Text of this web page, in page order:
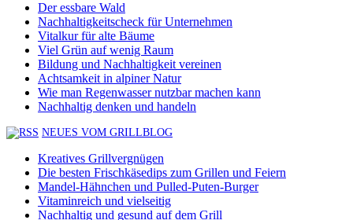
Der essbare Wald
Nachhaltigkeitscheck für Unternehmen
Vitalkur für alte Bäume
Viel Grün auf wenig Raum
Bildung und Nachhaltigkeit vereinen
Achtsamkeit in alpiner Natur
Wie man Regenwasser nutzbar machen kann
Nachhaltig denken und handeln
NEUES VOM GRILLBLOG
Kreatives Grillvergnügen
Die besten Frischkäsedips zum Grillen und Feiern
Mandel-Hähnchen und Pulled-Puten-Burger
Vitaminreich und vielseitig
Nachhaltig und gesund auf dem Grill